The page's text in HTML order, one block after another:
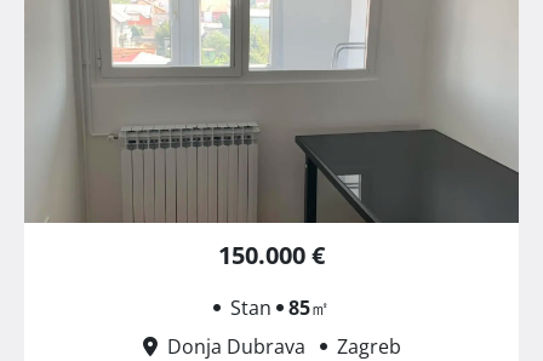
150.000 €
Stan 85㎡
Donja Dubrava
Zagreb